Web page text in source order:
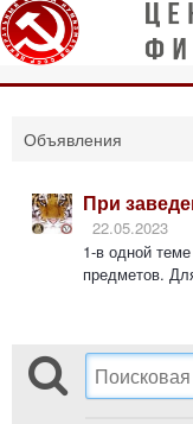
Объявления
При
22.05.2023
1-в одной
предметов.